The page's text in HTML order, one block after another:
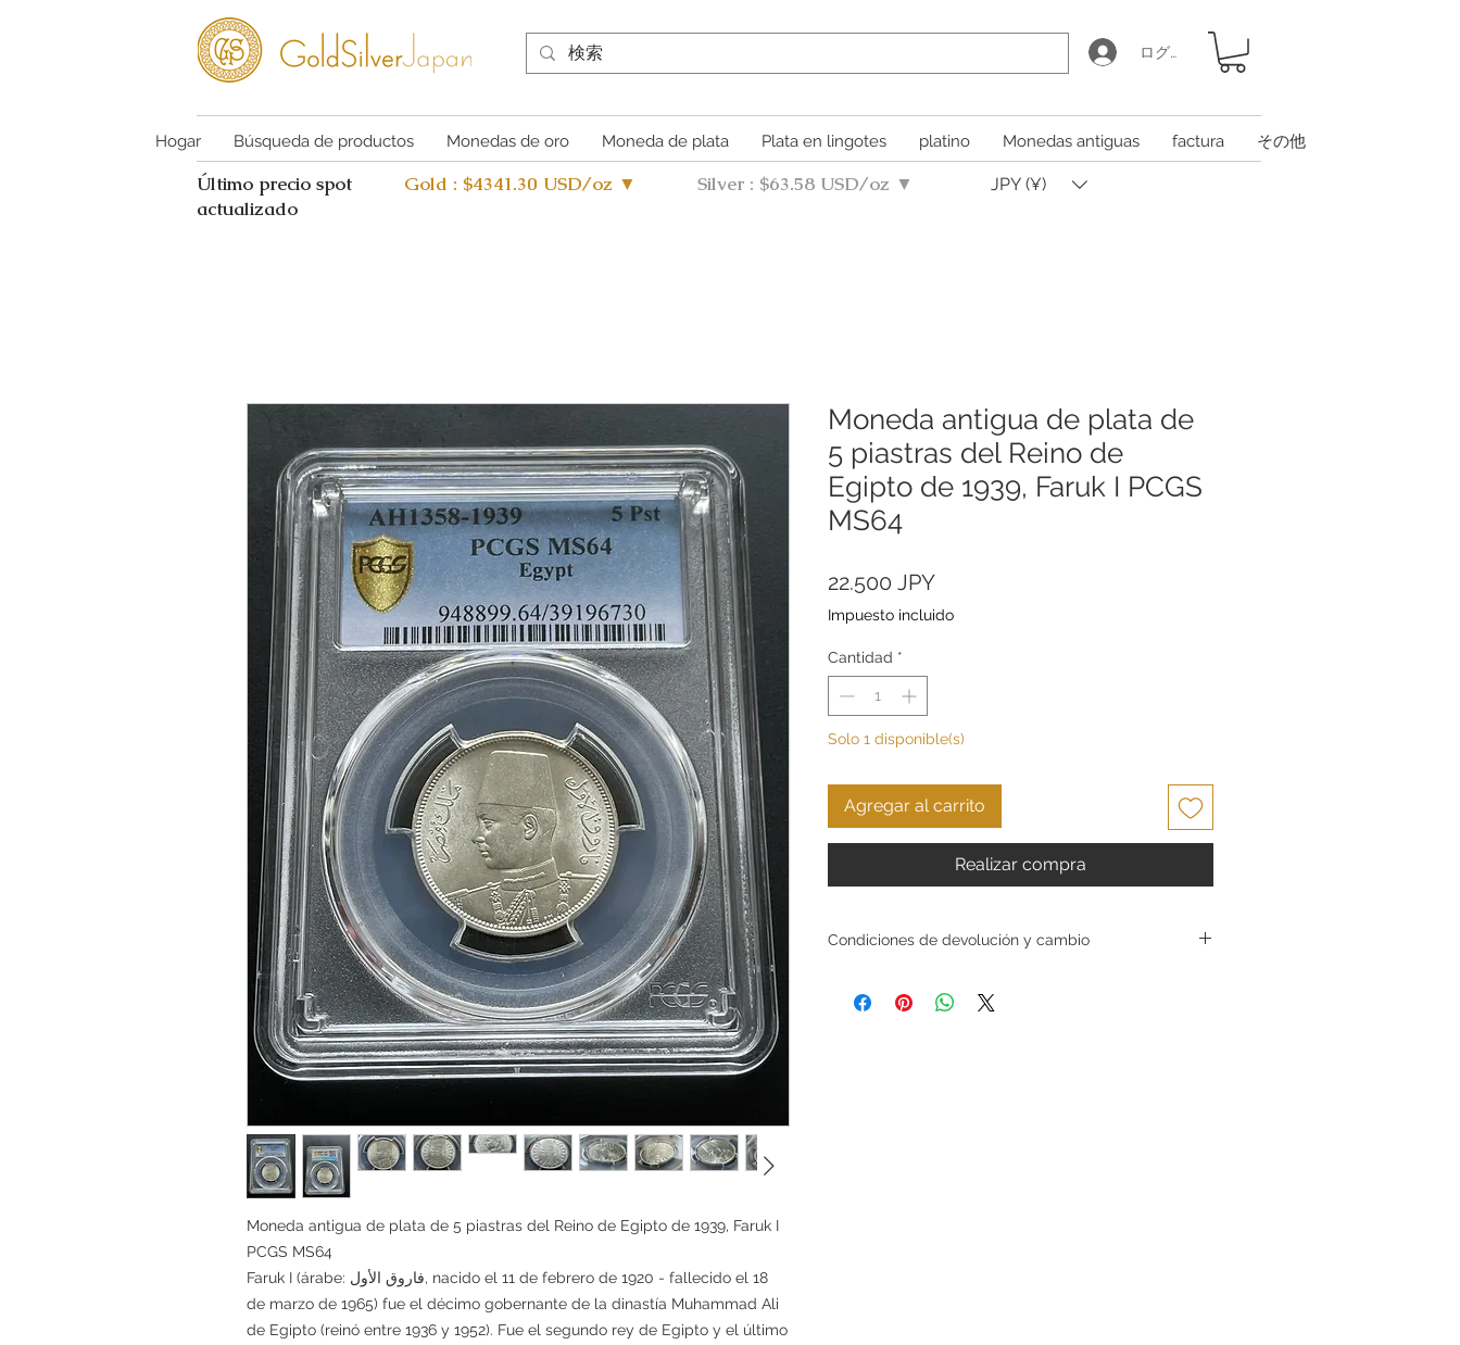
ログイン
Hogar Búsqueda de productos Monedas de oro Moneda de plata Plata en lingotes platino Monedas antiguas factura その他
Último precio spot
actualizado
Gold : $4341.30 USD/oz ▼ Silver : $63.58 USD/oz ▼ JPY (¥)
Moneda antigua de plata de 5 piastras del Reino de Egipto de 1939, Faruk I
PCGS MS64
Faruk I (árabe: فاروق الأول, nacido el 11 de febrero de 1920 - fallecido el 18
de marzo de 1965) fue el décimo gobernante de la dinastía Muhammad Ali
de Egipto (reinó entre 1936 y 1952). Fue el segundo rey de Egipto y el último
Moneda antigua de plata de
5 piastras del Reino de
Egipto de 1939, Faruk I PCGS
MS64
22.500 JPYPrecio
Impuesto incluido
Cantidad *
Solo 1 disponible(s)
Agregar al carrito
Realizar compra
Condiciones de devolución y cambio
GoldSilverJapan Co., Ltd. nos esforzamos por ofrecer